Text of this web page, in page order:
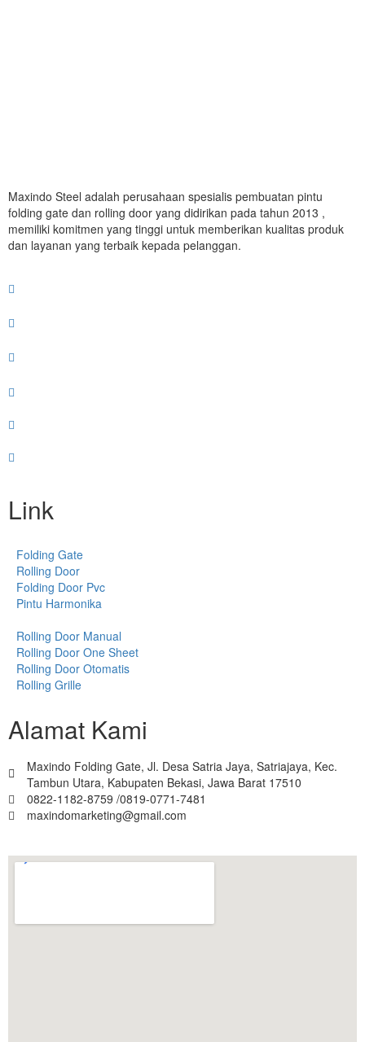
Maxindo Steel adalah perusahaan spesialis pembuatan pintu
folding gate dan rolling door yang didirikan pada tahun 2013 ,
memiliki komitmen yang tinggi untuk memberikan kualitas produk
dan layanan yang terbaik kepada pelanggan.
Link
Folding Gate
Rolling Door
Folding Door Pvc
Pintu Harmonika
Rolling Door Manual
Rolling Door One Sheet
Rolling Door Otomatis
Rolling Grille
Alamat Kami
Maxindo Folding Gate, Jl. Desa Satria Jaya, Satriajaya, Kec.
Tambun Utara, Kabupaten Bekasi, Jawa Barat 17510
0822-1182-8759 /0819-0771-7481
maxindomarketing@gmail.com